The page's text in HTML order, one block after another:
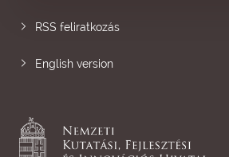
RSS feliratkozás
English version